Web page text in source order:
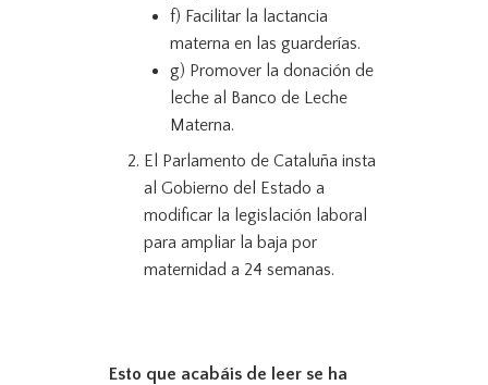
f) Facilitar la lactancia
materna en las guarderías.
g) Promover la donación de
leche al Banco de Leche
Materna.
El Parlamento de Cataluña insta
al Gobierno del Estado a
modificar la legislación laboral
para ampliar la baja por
maternidad a 24 semanas.
Esto que acabáis de leer se ha